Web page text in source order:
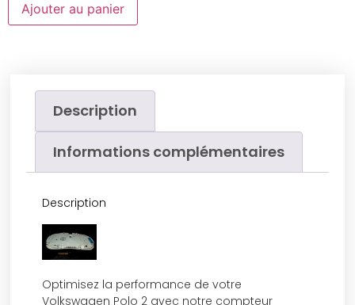
Ajouter au panier
Description
Informations complémentaires
Description
Optimisez la performance de votre
Volkswagen Polo 2 avec notre compteur